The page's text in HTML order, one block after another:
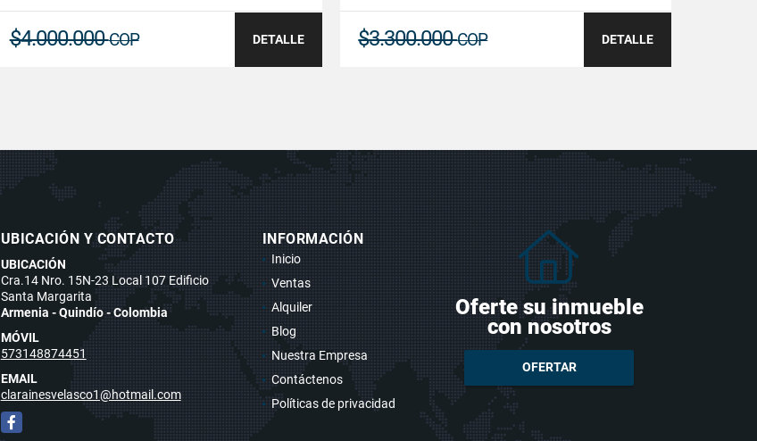
$4.000.000COP DETALLE $3.300.000COP DETALLE
UBICACIÓN Y CONTACTO
UBICACIÓN
Cra.14 Nro. 15N-23 Local 107 Edificio
Santa Margarita
Armenia - Quindío - Colombia
MÓVIL
573148874451
EMAIL
clarainesvelasco1@hotmail.com
Facebook
INFORMACIÓN
Inicio
Ventas
Alquiler
Blog
Nuestra Empresa
Contáctenos
Políticas de privacidad
Oferte su inmueble
con nosotros
OFERTAR